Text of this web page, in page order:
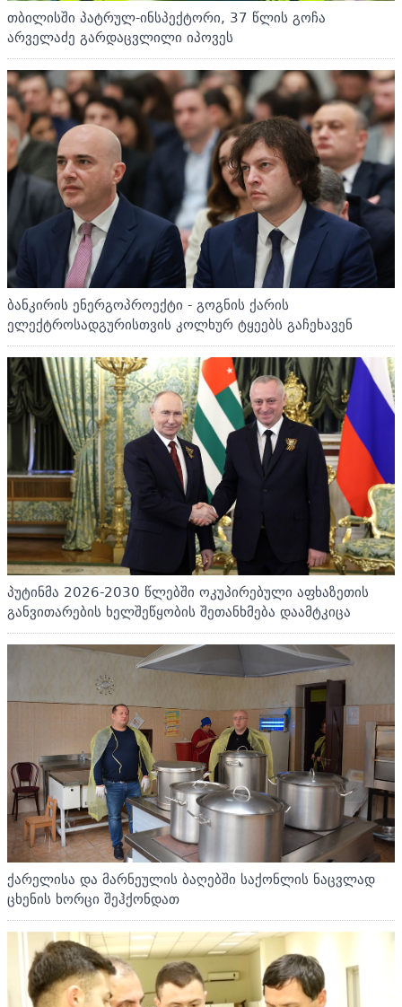
თბილისში პატრულ-ინსპექტორი, 37 წლის გოჩა
არველაძე გარდაცვლილი იპოვეს
ბანკირის ენერგოპროექტი - გოგნის ქარის
ელექტროსადგურისთვის კოლხურ ტყეებს გაჩეხავენ
პუტინმა 2026-2030 წლებში ოკუპირებული აფხაზეთის
განვითარების ხელშეწყობის შეთანხმება დაამტკიცა
ქარელისა და მარნეულის ბაღებში საქონლის ნაცვლად
ცხენის ხორცი შეჰქონდათ